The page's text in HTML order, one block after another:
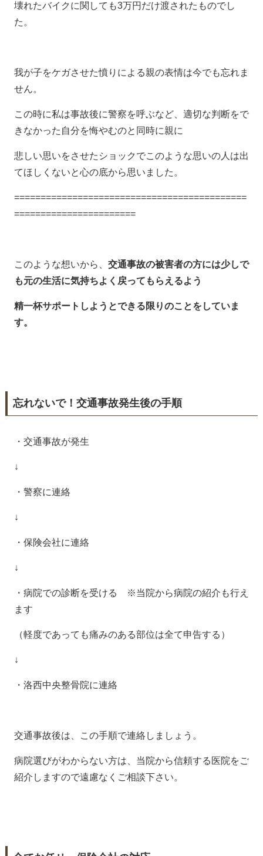
壊れたバイクに関しても3万円だけ渡されたものでし
た。
我が子をケガさせた憤りによる親の表情は今でも忘れま
せん。
この時に私は事故後に警察を呼ぶなど、適切な判断をで
きなかった自分を悔やむのと同時に親に
悲しい思いをさせたショックでこのような思いの人は出
てほしくないと心の底から思いました。
============================================
=======================
このような想いから、 交通事故の被害者の方には少しで
も元の生活に気持ちよく戻ってもらえるよう
精一杯サポートしようとできる限りのことをしていま
す。
忘れないで！交通事故発生後の手順
・交通事故が発生
↓
・警察に連絡
↓
・保険会社に連絡
↓
・病院での診断を受ける ※当院から病院の紹介も行え
ます
（軽度であっても痛みのある部位は全て申告する）
↓
・洛西中央整骨院に連絡
交通事故後は、この手順で連絡しましょう。
病院選びがわからない方は、当院から信頼する医院をご
紹介しますので遠慮なくご相談下さい。